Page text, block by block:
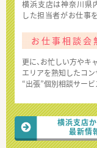
横浜支店は神奈川県
した担当者がお仕事
お仕事相談会
更に、お忙しい方やキ
エリアを熟知したコン
“出張”個別相談サービ
横浜支店
最新情